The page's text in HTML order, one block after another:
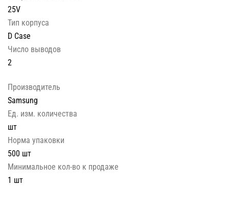
25V
Тип корпуса
D Case
Число выводов
2
Производитель
Samsung
Ед. изм. количества
шт
Норма упаковки
500 шт
Минимальное кол-во к продаже
1 шт